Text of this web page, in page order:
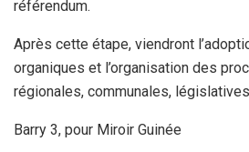
référendum.
Après cette étape, viendront
organiques et l’organisation des
régionales, communales,
Barry 3, pour Miroir Guinée